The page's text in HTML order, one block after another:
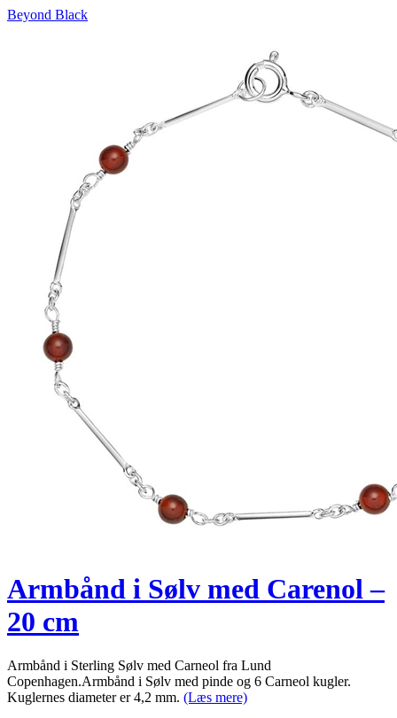
Beyond Black
Armbånd i Sølv med Carenol –
20 cm
Armbånd i Sterling Sølv med Carneol fra Lund
Copenhagen.Armbånd i Sølv med pinde og 6 Carneol kugler.
Kuglernes diameter er 4,2 mm. (Læs mere)